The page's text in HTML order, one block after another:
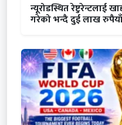
न्यूरोडस्थित रेष्टुरेन्टलाई
गरेको भन्दै दुई लाख